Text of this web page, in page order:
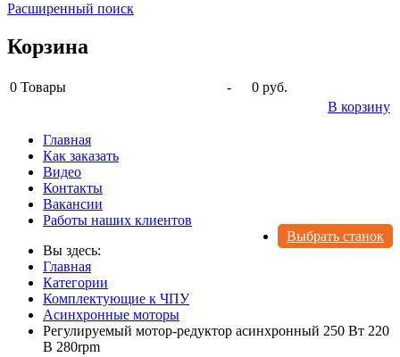
Расширенный поиск
Корзина
0 Товары -
0 руб.
В корзину
Главная
Как заказать
Видео
Контакты
Вакансии
Работы наших клиентов
Выбрать станок
Вы здесь:
Главная
Категории
Комплектующие к ЧПУ
Асинхронные моторы
Регулируемый мотор-редуктор асинхронный 250 Вт 220
В 280rpm